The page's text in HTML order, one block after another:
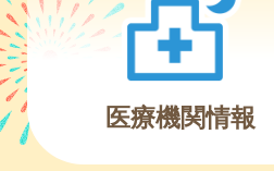
医療機関情報